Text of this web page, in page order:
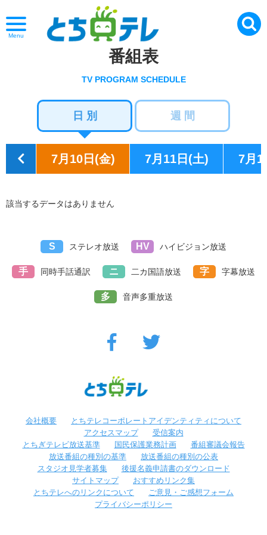
Menu
番組表
TV PROGRAM SCHEDULE
日 別 週 間
7月10日(金) 7月11日(土) 7月
該当するデータはありません
S ステレオ放送 HV ハイビジョン放送
手 同時手話通訳 ニ 二カ国語放送 字 字幕放送
多 音声多重放送
会社概要
とちテレコーポレートアイデンティティについて
アクセスマップ
受信案内
とちぎテレビ放送基準
国民保護業務計画
番組審議会報告
放送番組の種別の基準
放送番組の種別の公表
スタジオ見学者募集
後援名義申請書のダウンロード
サイトマップ
おすすめリンク集
とちテレへのリンクについて
ご意見・ご感想フォーム
プライバシーポリシー